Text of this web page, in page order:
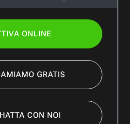
ONLINE
GRATIS
CON NOI